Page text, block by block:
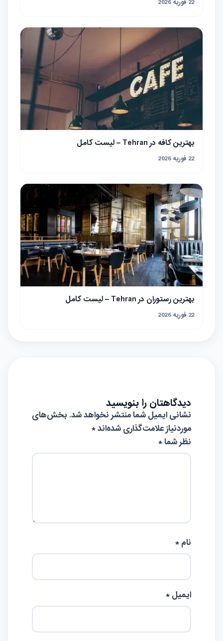
22 فوریه 2026
بهترین کافه در Tehran – لیست کامل
22 فوریه 2026
بهترین رستوران در Tehran – لیست کامل
22 فوریه 2026
دیدگاهتان را بنویسید
نشانی ایمیل شما منتشر نخواهد شد. بخش‌های
موردنیاز علامت‌گذاری شده‌اند*
نظر شما *
نام *
ایمیل *